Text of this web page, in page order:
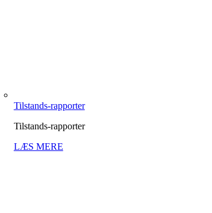
Tilstands-rapporter
Tilstands-rapporter
LÆS MERE